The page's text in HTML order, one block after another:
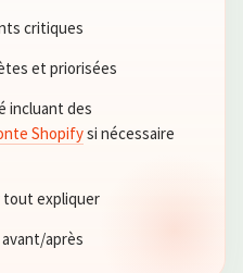
critiques
et priorisées
incluant des
Shopifysi nécessaire
expliquer
après